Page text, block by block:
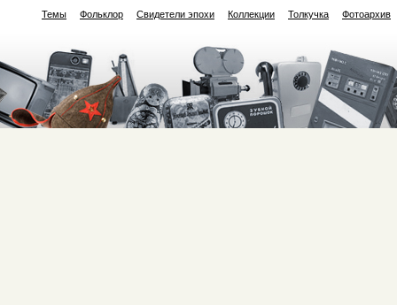
Темы Фольклор Свидетели эпохи Коллекции Толкучка Фотоархив